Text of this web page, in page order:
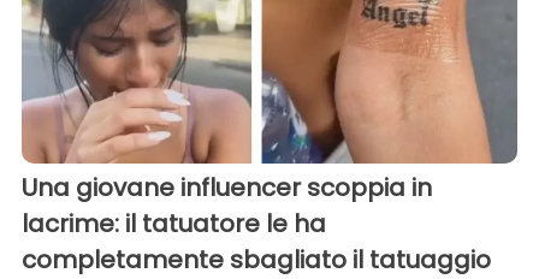
Una giovane influencer scoppia in
lacrime: il tatuatore le ha
completamente sbagliato il tatuaggio